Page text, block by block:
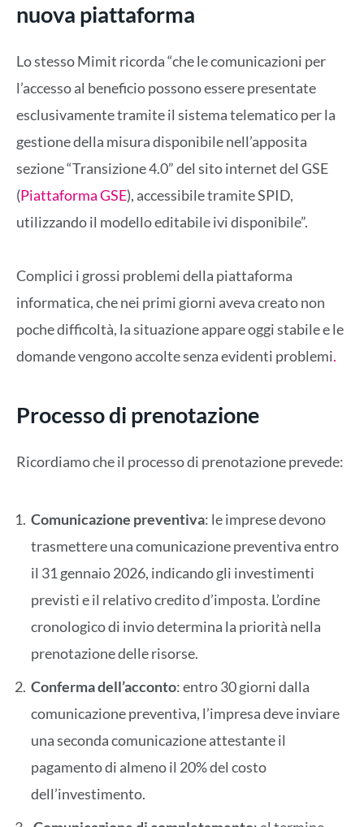
nuova piattaforma
Lo stesso Mimit ricorda “che le comunicazioni per
l’accesso al beneficio possono essere presentate
esclusivamente tramite il sistema telematico per la
gestione della misura disponibile nell’apposita
sezione “Transizione 4.0” del sito internet del GSE
(Piattaforma GSE), accessibile tramite SPID,
utilizzando il modello editabile ivi disponibile”.
Complici i grossi problemi della piattaforma
informatica, che nei primi giorni aveva creato non
poche difficoltà, la situazione appare oggi stabile e le
domande vengono accolte senza evidenti problemi.
Processo di prenotazione
Ricordiamo che il processo di prenotazione prevede:
Comunicazione preventiva: le imprese devono
trasmettere una comunicazione preventiva entro
il 31 gennaio 2026, indicando gli investimenti
previsti e il relativo credito d’imposta. L’ordine
cronologico di invio determina la priorità nella
prenotazione delle risorse.
Conferma dell’acconto: entro 30 giorni dalla
comunicazione preventiva, l’impresa deve inviare
una seconda comunicazione attestante il
pagamento di almeno il 20% del costo
dell’investimento.